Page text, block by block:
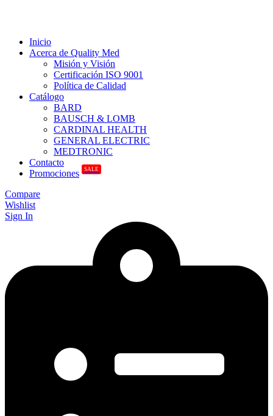
Inicio
Acerca de Quality Med
Misión y Visión
Certificación ISO 9001
Política de Calidad
Catálogo
BARD
BAUSCH & LOMB
CARDINAL HEALTH
GENERAL ELECTRIC
MEDTRONIC
Contacto
Promociones
SALE
Compare
Wishlist
Sign In